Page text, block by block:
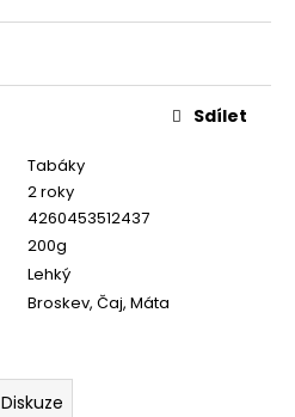
Tabáky
2 roky
4260453512437
200g
Lehký
Broskev, Čaj, Máta
Sdílet
Diskuze